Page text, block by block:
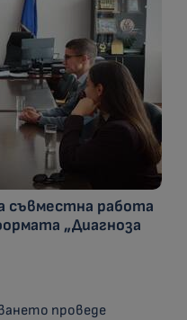
съвместна работа
„Диагноза
проведе